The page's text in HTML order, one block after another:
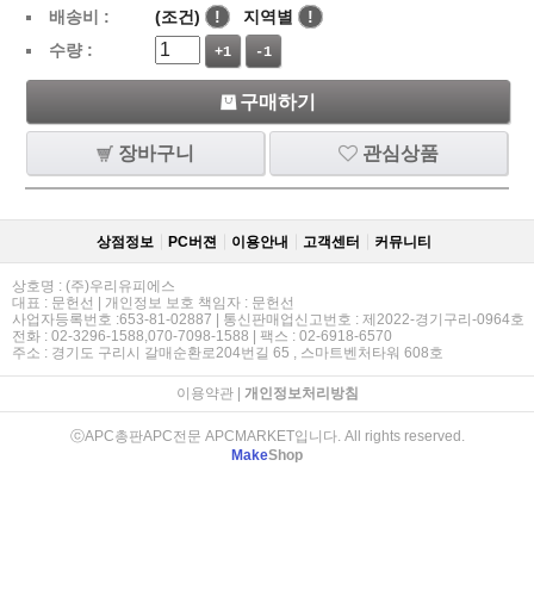
배송비 :
(조건) ! 지역별
!
수량 :
+1 -1
구매하기
장바구니 관심상품
상점정보 PC버젼 이용안내 고객센터 커뮤니티
상호명 : (주)우리유피에스
대표 : 문헌선 | 개인정보 보호 책임자 : 문헌선
사업자등록번호 :653-81-02887 | 통신판매업신고번호 : 제2022-경기구리-0964호
전화 : 02-3296-1588,070-7098-1588 | 팩스 : 02-6918-6570
주소 : 경기도 구리시 갈매순환로204번길 65 , 스마트벤처타워 608호
이용약관| 개인정보처리방침
ⓒAPC총판APC전문 APCMARKET입니다. All rights reserved.
MakeShop